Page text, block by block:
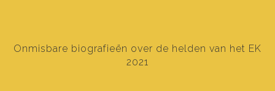
Onmisbare biografieën over de helden van het EK
2021